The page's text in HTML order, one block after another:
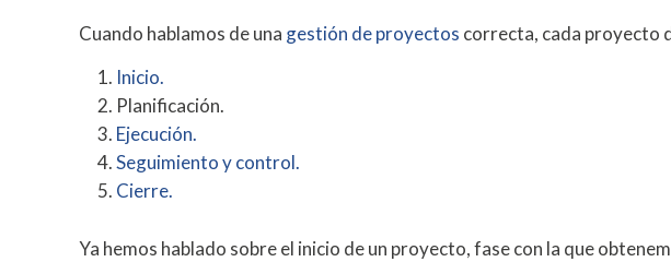
Cuando hablamos de una gestión de proyectos correcta, cada proyecto
Inicio.
Planificación.
Ejecución.
Seguimiento y control.
Cierre.
Ya hemos hablado sobre el inicio de un proyecto, fase con la que